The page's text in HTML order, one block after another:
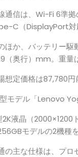
通信は、Wi-Fi 6準
C（DisplayPort対
ほか、バッテリー
（奥行）mm。重量
想定価格は87,780円
型モデル「Lenovo
2K液晶（
モデルの2機種
の主な仕様は、プロ